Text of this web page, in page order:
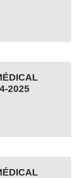
2025